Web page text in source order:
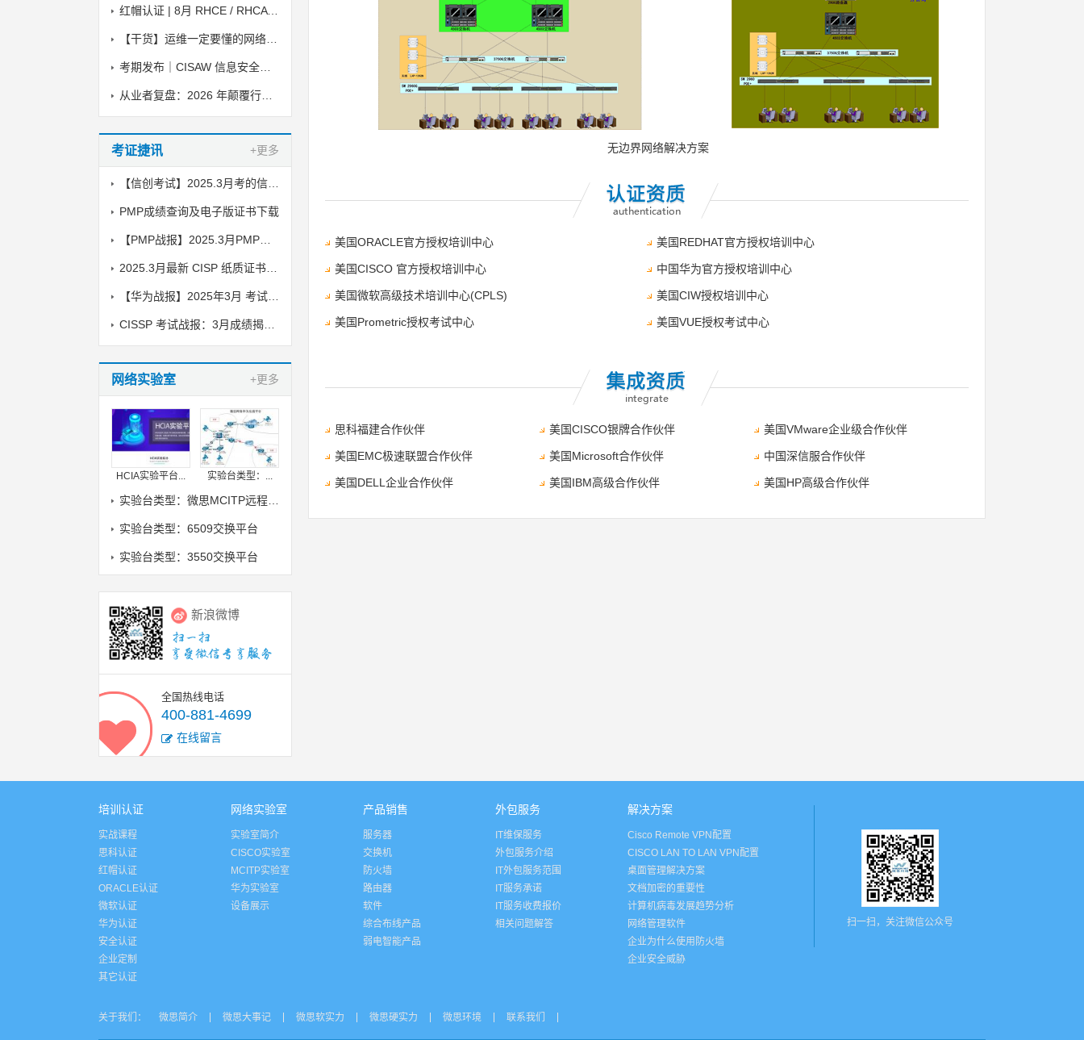
红帽认证 | 8月 RHCE / RHCA 考试时间
考证捷讯 +更多
PMP成绩查询及电子版证书下载
网络实验室 +更多
HCIA实验平台... 实验台类型：...
实验台类型：6509交换平台
实验台类型：3550交换平台
新浪微博
全国热线电话
400-881-4699
在线留言
无边界网络解决方案
美国ORACLE官方授权培训中心 美国REDHAT官方授权培训中心
美国CISCO 官方授权培训中心 中国华为官方授权培训中心
美国微软高级技术培训中心(CPLS) 美国CIW授权培训中心
美国Prometric授权考试中心 美国VUE授权考试中心
思科福建合作伙伴 美国CISCO银牌合作伙伴 美国VMware企业级合作伙伴
美国EMC极速联盟合作伙伴 美国Microsoft合作伙伴 中国深信服合作伙伴
美国DELL企业合作伙伴 美国IBM高级合作伙伴 美国HP高级合作伙伴
培训认证
实战课程
思科认证
红帽认证
ORACLE认证
微软认证
华为认证
安全认证
企业定制
其它认证
网络实验室
实验室简介
CISCO实验室
MCITP实验室
华为实验室
设备展示
产品销售
服务器
交换机
防火墙
路由器
软件
综合布线产品
弱电智能产品
外包服务
IT维保服务
外包服务介绍
IT外包服务范围
IT服务承诺
IT服务收费报价
相关问题解答
解决方案
Cisco Remote VPN配置
CISCO LAN TO LAN VPN配置
桌面管理解决方案
文档加密的重要性
计算机病毒发展趋势分析
网络管理软件
企业为什么使用防火墙
企业安全威胁
扫一扫，关注微信公众号
关于我们： 微思简介 微思大事记 微思软实力 微思硬实力 微思环境 联系我们